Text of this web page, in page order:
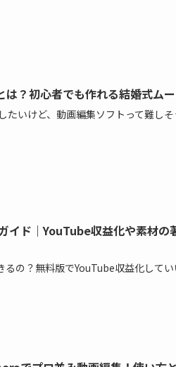
？初心者でも作れる結婚式ム
たいけど、動画編集ソフトって難し
イド｜YouTube収益化や素材の
の？無料版でYouTube収益化して